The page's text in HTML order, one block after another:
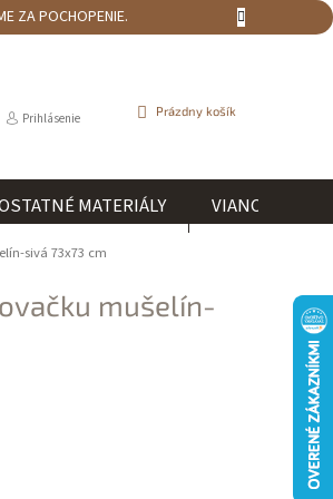
ZA POCHOPENIE.
Prihlásenie
NÁKUPNÝ
Prázdny košík
MATERIÁLY VIANOCE
sivá 73x73 cm
mušelín-